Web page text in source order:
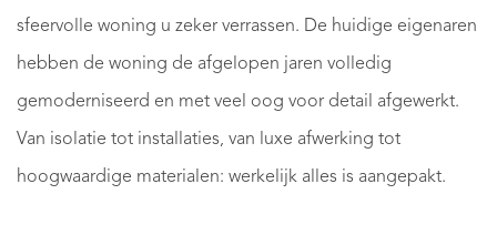
sfeervolle woning u zeker verrassen. De huidige eigenaren
hebben de woning de afgelopen jaren volledig
gemoderniseerd en met veel oog voor detail afgewerkt.
Van isolatie tot installaties, van luxe afwerking tot
hoogwaardige materialen: werkelijk alles is aangepakt.